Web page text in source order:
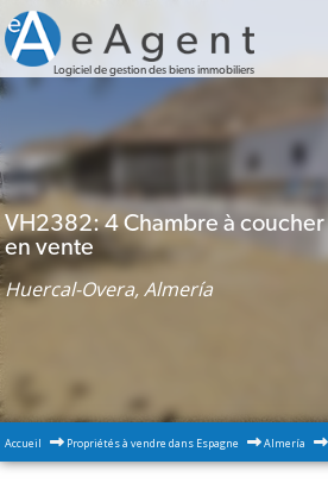
Logiciel de gestion des biens immobiliers
VH2382: 4 Chambre à
en vente
Huercal-Overa, Almería
Accueil Propriétés à vendre dans Espagne Almería